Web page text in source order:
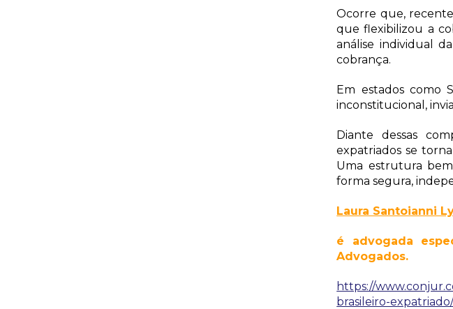
Ocorre que,
que flexibilizou a
análise individual
cobrança.
Em estados como
inconstitucional,
Diante dessas
expatriados se
Uma estrutura
forma segura,
Laura Santoianni
é advogada
Advogados.
https://
brasileiro-